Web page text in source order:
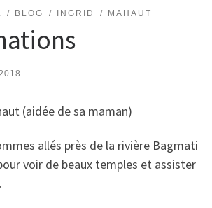
BLOG INGRID MAHAUT
(aidée de sa maman)
allés près de la rivière Bagmati
voir de beaux temples et assister